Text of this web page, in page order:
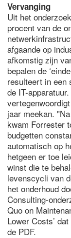
Vervanging
Uit het
procent van de
afgaande op
afkomstig zijn
bepalen de
resulteert in een
de IT-
jaar meekan.
kwam Forrester
budgetten
automatisch op
hetgeen er toe
winst die te
levenscycli van
het onderhoud
Consulting-
Quo on
Lower Costs’
de PDF.